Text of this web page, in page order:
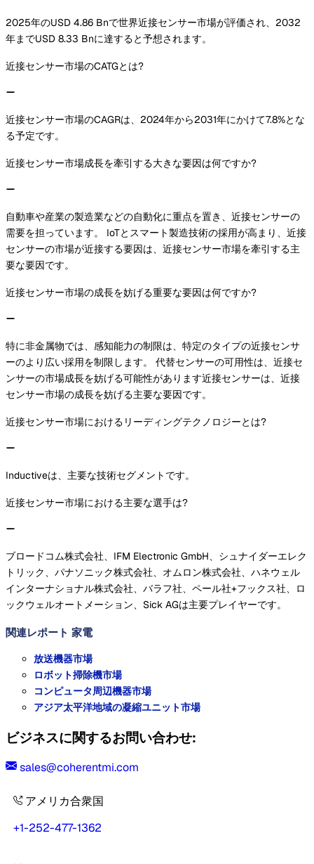
2025年のUSD 4.86 Bnで世界近接センサー市場が評価され、2032
年までUSD 8.33 Bnに達すると予想されます。
近接センサー市場のCATGとは?
近接センサー市場のCAGRは、2024年から2031年にかけて7.8%とな
る予定です。
近接センサー市場成長を牽引する大きな要因は何ですか?
自動車や産業の製造業などの自動化に重点を置き、近接センサーの
需要を担っています。 IoTとスマート製造技術の採用が高まり、近接
センサーの市場が近接する要因は、近接センサー市場を牽引する主
要な要因です。
近接センサー市場の成長を妨げる重要な要因は何ですか?
特に非金属物では、感知能力の制限は、特定のタイプの近接センサ
ーのより広い採用を制限します。 代替センサーの可用性は、近接セ
ンサーの市場成長を妨げる可能性があります近接センサーは、近接
センサー市場の成長を妨げる主要な要因です。
近接センサー市場におけるリーディングテクノロジーとは?
Inductiveは、主要な技術セグメントです。
近接センサー市場における主要な選手は?
ブロードコム株式会社、IFM Electronic GmbH、シュナイダーエレク
トリック、パナソニック株式会社、オムロン株式会社、ハネウェル
インターナショナル株式会社、バラフ社、ペール社+フックス社、ロ
ックウェルオートメーション、Sick AGは主要プレイヤーです。
関連レポート 家電
放送機器市場
ロボット掃除機市場
コンピュータ周辺機器市場
アジア太平洋地域の凝縮ユニット市場
ビジネスに関するお問い合わせ:
sales@coherentmi.com
アメリカ合衆国
+1-252-477-1362